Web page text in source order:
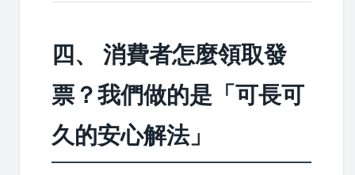
四、 消費者怎麼領取發
票？我們做的是「可長可
久的安心解法」